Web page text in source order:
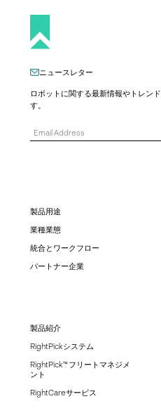
製品用途
業種業態
統合とワークフロー
パートナー企業
製品紹介
RightPickシステム
RightPick™ フリートマネジメ
ント
RightCareサービス
ニュースレター
ロボットに関する最新情報やトレン
す。